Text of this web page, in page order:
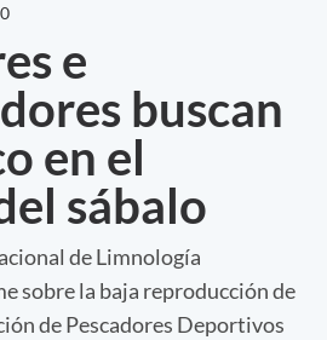
e
buscan
en el
sábalo
de Limnología
sobre la baja reproducción de
de Pescadores Deportivos